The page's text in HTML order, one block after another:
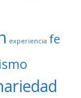
experiencia fe